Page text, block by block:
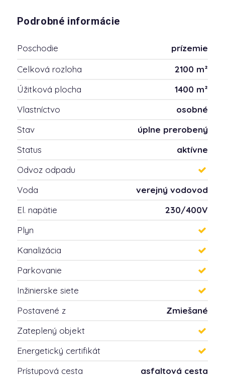
Podrobné informácie
Poschodie
prízemie
Celková rozloha
2100 m²
Úžitková plocha
1400 m²
Vlastníctvo
osobné
Stav
úplne prerobený
Status
aktívne
Odvoz odpadu
Voda
verejný vodovod
El. napätie
230/400V
Plyn
Kanalizácia
Parkovanie
Inžinierske siete
Postavené z
Zmiešané
Zateplený objekt
Energetický certifikát
Prístupová cesta
asfaltová cesta